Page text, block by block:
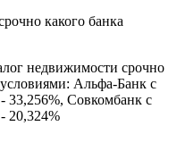
какого банка
недвижимости срочно
Альфа-Банк с
33,256%, Совкомбанк с
20,324%